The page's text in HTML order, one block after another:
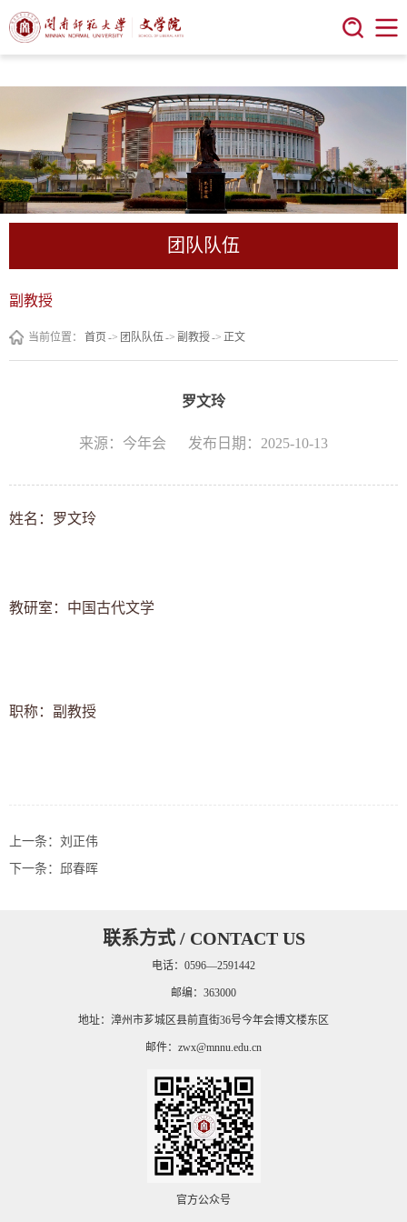
今年会 | 官方网站
团队队伍
副教授
当前位置： 首页 -> 团队队伍-> 副教授-> 正文
罗文玲
来源：今年会 发布日期：2025-10-13
姓名：罗文玲
教研室： 中国古代文学
职称： 副教授
上一条： 刘正伟
下一条：
邱春晖
联系方式 / CONTACT US
电话：0596—2591442
邮编：363000
地址：漳州市芗城区县前直街36号今年会博文楼东区
邮件： zwx@mnnu.edu.cn
官方公众号